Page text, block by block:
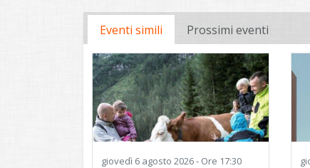
Eventi simili Prossimi eventi
giovedì 6 agosto 2026 - Ore 17:30